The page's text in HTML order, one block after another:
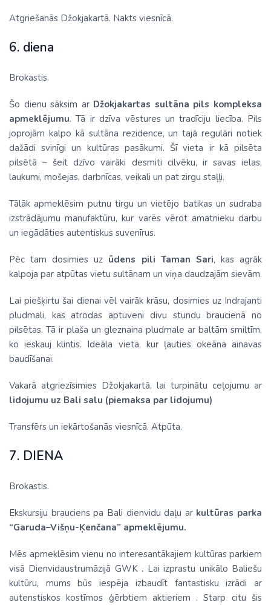
Atgriešanās Džokjakartā. Nakts viesnīcā.
6. diena
Brokastis.
Šo dienu sāksim arDžokjakartas sultāna pils kompleksa
apmeklējumu. Tā ir dzīva vēstures un tradīciju liecība. Pils
joprojām kalpo kā sultāna rezidence, un tajā regulāri notiek
dažādi svinīgi un kultūras pasākumi. Šī vieta ir kā pilsēta
pilsētā – šeit dzīvo vairāki desmiti cilvēku, ir savas ielas,
laukumi, mošejas, darbnīcas, veikali un pat zirgu staļļi.
Tālāk apmeklēsim putnu tirgu un vietējo batikas un sudraba
izstrādājumu manufaktūru, kur varēs vērot amatnieku darbu
un iegādāties autentiskus suvenīrus.
Pēc tam dosimies uz ūdens pili Taman Sari, kas agrāk
kalpoja par atpūtas vietu sultānam un viņa daudzajām sievām.
Lai piešķirtu šai dienai vēl vairāk krāsu, dosimies uz Indrajanti
pludmali, kas atrodas aptuveni divu stundu braucienā no
pilsētas. Tā ir plaša un gleznaina pludmale ar baltām smiltīm,
ko ieskauj klintis. Ideāla vieta, kur ļauties okeāna ainavas
baudīšanai.
Vakarā atgriezīsimies Džokjakartā, lai turpinātu ceļojumu ar
lidojumu uz Bali salu (piemaksa par lidojumu)
Transfērs un iekārtošanās viesnīcā. Atpūta.
7. DIENA
Brokastis.
Ekskursiju brauciens pa Bali dienvidu daļu arkultūras parka
“Garuda–Višņu-Ķenčana” apmeklējumu.
Mēs apmeklēsim vienu no interesantākajiem kultūras parkiem
visā Dienvidaustrumāzijā GWK . Lai izprastu unikālo Baliešu
kultūru, mums būs iespēja izbaudīt fantastisku izrādi ar
autenstiskos kostīmos ģērbtiem aktieriem . Starp citu šis